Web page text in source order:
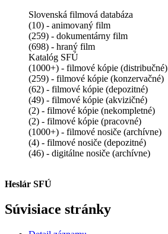
Slovenská filmová databáza
(10) - animovaný film
(259) - dokumentárny film
(698) - hraný film
Katalóg SFÚ
(1000+) - filmové kópie (distribučné)
(259) - filmové kópie (konzervačné)
(62) - filmové kópie (depozitné)
(49) - filmové kópie (akvizičné)
(2) - filmové kópie (nekompletné)
(2) - filmové kópie (pracovné)
(1000+) - filmové nosiče (archívne)
(4) - filmové nosiče (depozitné)
(46) - digitálne nosiče (archívne)
Heslár SFÚ
Súvisiace stránky